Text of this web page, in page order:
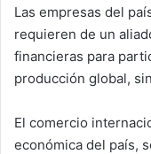
Las empresas del
requieren de un
financieras para
producción global,
El comercio
económica del país,